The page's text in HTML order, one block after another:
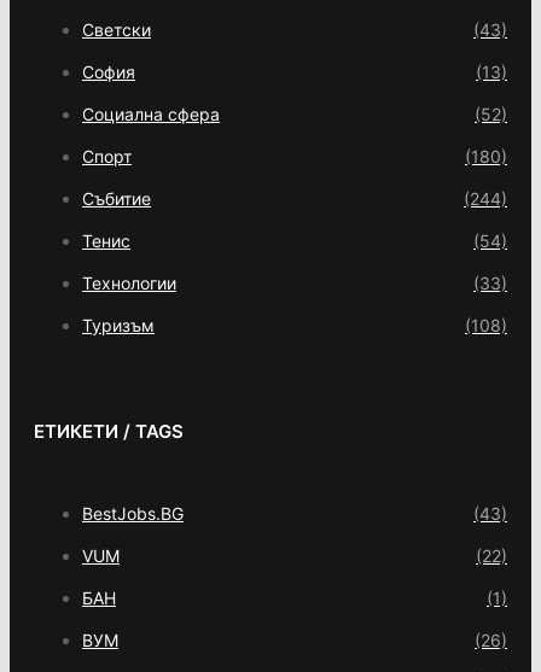
Светски (43)
София (13)
Социална сфера (52)
Спорт (180)
Събитие (244)
Тенис (54)
Технологии (33)
Туризъм (108)
ЕТИКЕТИ / TAGS
BestJobs.BG (43)
VUM (22)
БАН (1)
ВУМ (26)